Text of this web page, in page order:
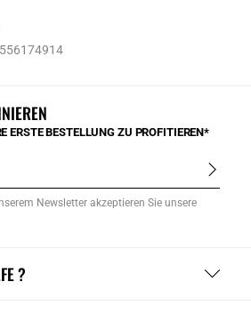
?
ERSTE BESTELLUNG ZU PROFITIEREN*
Newsletter akzeptieren Sie unsere